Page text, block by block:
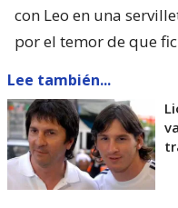
con Leo en una
por el temor de que
Lee también...